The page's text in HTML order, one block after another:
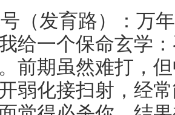
（发育路）：万
给一个保命玄学
前期虽然难打，
弱化接扫射，经